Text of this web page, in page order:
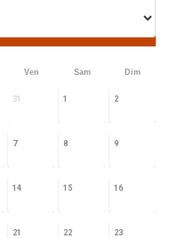
Ven Sam Dim
31 1 2
7 8 9
14 15 16
21 22 23